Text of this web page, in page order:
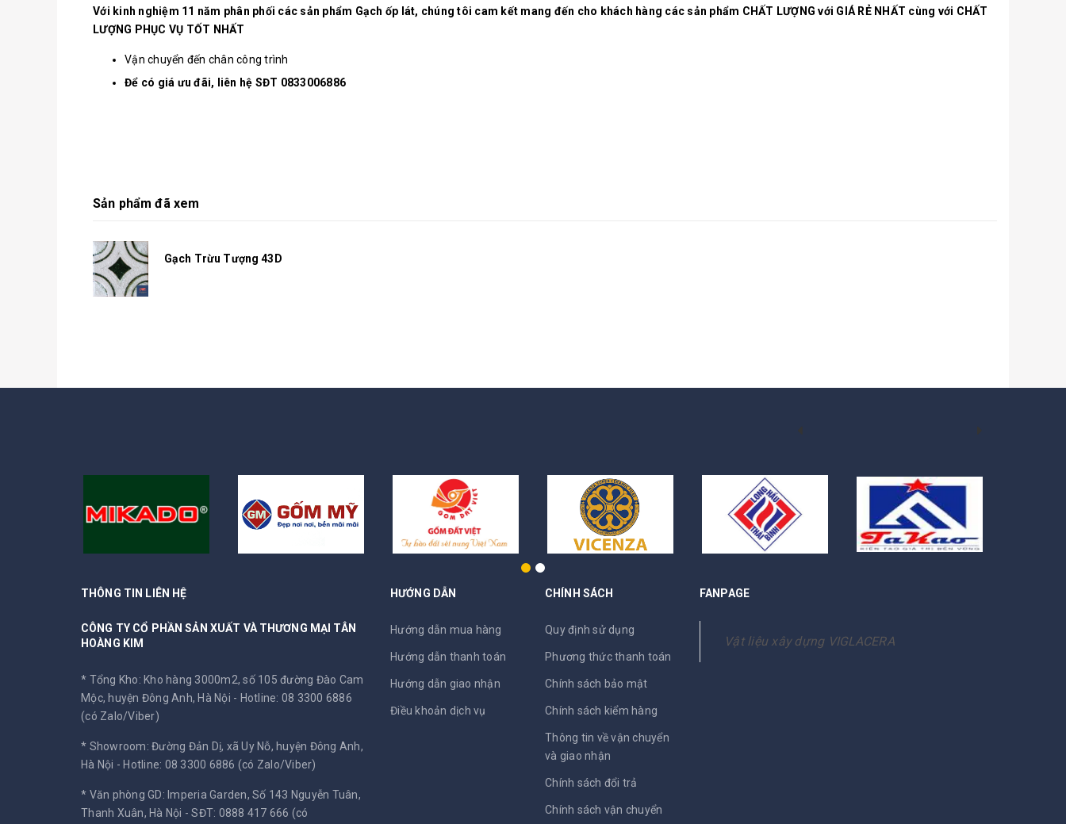
Với kinh nghiệm 11 năm phân phối các sản phẩm Gạch ốp lát, chúng tôi cam kết mang đến cho khách hàng các sản phẩm CHẤT LƯỢNG với GIÁ RẺ NHẤT cùng với CHẤT
LƯỢNG PHỤC VỤ TỐT NHẤT
Vận chuyển đến chân công trình
Để có giá ưu đãi, liên hệ SĐT 0833006886
Sản phẩm đã xem
Gạch Trừu Tượng 43D
THÔNG TIN LIÊN HỆ
CÔNG TY CỔ PHẦN SẢN XUẤT VÀ THƯƠNG MẠI TÂN
HOÀNG KIM
* Tổng Kho: Kho hàng 3000m2, số 105 đường Đào Cam
Mộc, huyện Đông Anh, Hà Nội - Hotline: 08 3300 6886
(có Zalo/Viber)
* Showroom: Đường Đản Dị, xã Uy Nỗ, huyện Đông Anh,
Hà Nội -Hotline: 08 3300 6886 (có Zalo/Viber)
* Văn phòng GD: Imperia Garden, Số 143 Nguyễn Tuân,
Thanh Xuân, Hà Nội -SĐT: 0888 417 666 (có
HƯỚNG DẪN
Hướng dẫn mua hàng
Hướng dẫn thanh toán
Hướng dẫn giao nhận
Điều khoản dịch vụ
CHÍNH SÁCH
Quy định sử dụng
Phương thức thanh toán
Chính sách bảo mật
Chính sách kiểm hàng
Thông tin về vận chuyển
và giao nhận
Chính sách đổi trả
Chính sách vận chuyển
FANPAGE
Vật liệu xây dựng VIGLACERA